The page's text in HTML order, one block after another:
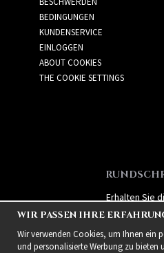
BEDINGUNGEN
KUNDENSERVICE
EINLOGGEN
ABOUT COOKIES
THE COOKIE SETTINGS
Erhalten Sie
Angebote und
neue
WIR PASSEN IHRE
Wir verwenden Cookies, um Ihnen ein
und personalisierte Werbung zu bieten